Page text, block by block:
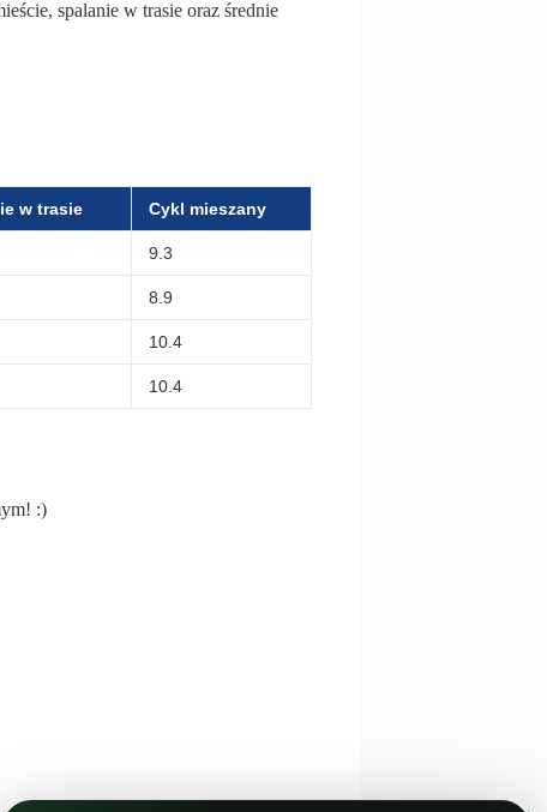
spalanie w trasie oraz średnie
w trasie Cykl mieszany
9.3
8.9
10.4
10.4
:)